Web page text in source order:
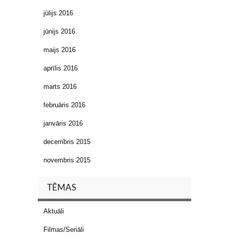
jūlijs 2016
jūnijs 2016
maijs 2016
aprīlis 2016
marts 2016
februāris 2016
janvāris 2016
decembris 2015
novembris 2015
TĒMAS
Aktuāli
Filmas/Seriāli